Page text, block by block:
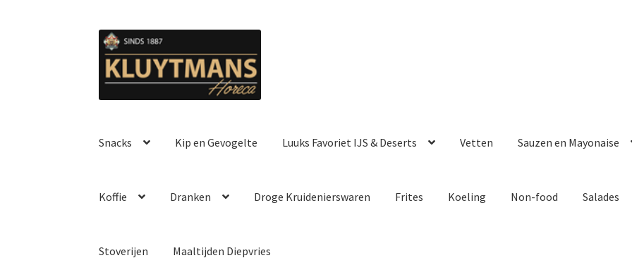
Ga
door
naar
Ga
naar
de
Snacks Kip en Gevogelte Luuks Favoriet IJS & Deserts Vetten Sauzen en Mayonaise
Koffie Dranken Droge Kruidenierswaren Frites Koeling Non-food Salades
Stoverijen Maaltijden Diepvries